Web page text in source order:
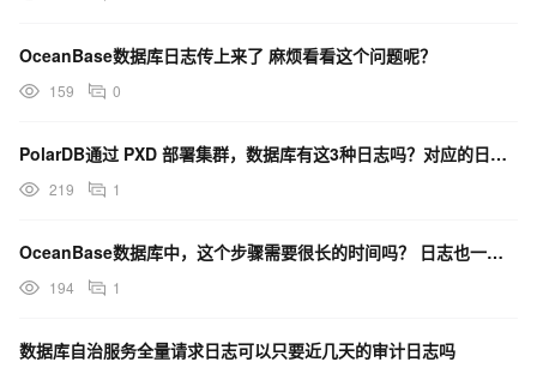
OceanBase数据库日志传上来了 麻烦看看这个问题呢？
159 0
PolarDB通过 PXD 部署集群，数据库有这3种日志吗？对应的日志路径有吗？
219 1
OceanBase数据库中，这个步骤需要很长的时间吗？ 日志也一直在打印， 不确定有没问题
194 1
数据库自治服务全量请求日志可以只要近几天的审计日志吗